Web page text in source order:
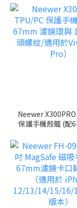
頭螺紋/適用於
17）
Neewer
保護手機殼籠 (配
用於Vivo x300